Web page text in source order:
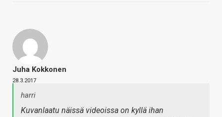
Juha Kokkonen
28.3.2017
harri
Kuvanlaatu näissä videoissa on kyllä ihan